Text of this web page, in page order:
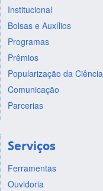
Institucional
Bolsas e Auxílios
Programas
Prêmios
Popularização da Ciência
Comunicação
Parcerias
Serviços
Ferramentas
Ouvidoria